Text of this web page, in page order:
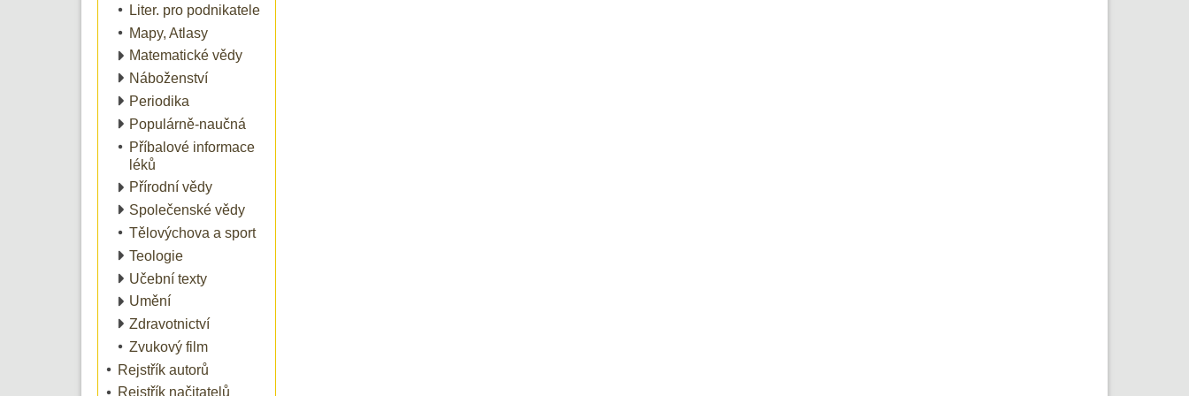
Liter. pro podnikatele
Mapy, Atlasy
Matematické vědy
Náboženství
Periodika
Populárně-naučná
Příbalové informace
léků
Přírodní vědy
Společenské vědy
Tělovýchova a sport
Teologie
Učební texty
Umění
Zdravotnictví
Zvukový film
Rejstřík autorů
Rejstřík načitatelů